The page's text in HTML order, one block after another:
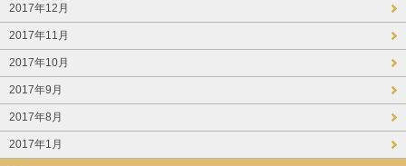
2017年12月
2017年11月
2017年10月
2017年9月
2017年8月
2017年1月